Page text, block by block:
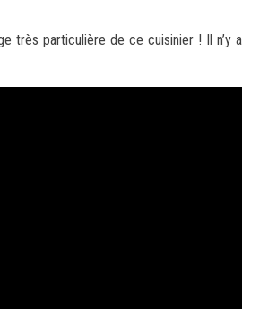
très particulière de ce cuisinier ! Il n’y a